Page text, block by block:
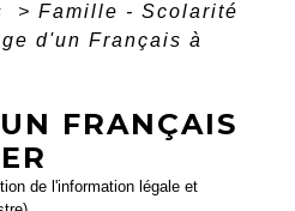
> Famille - Scolarité
d'un Français à
FRANÇAIS
de l'information légale et